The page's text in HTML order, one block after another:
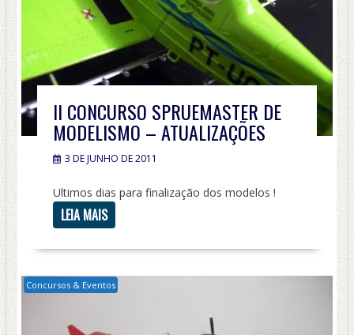
II CONCURSO SPRUEMASTER DE
MODELISMO – ATUALIZAÇÕES
3 DE JUNHO DE 2011
Ultimos dias para finalização dos modelos !
LEIA MAIS
Concursos & Eventos